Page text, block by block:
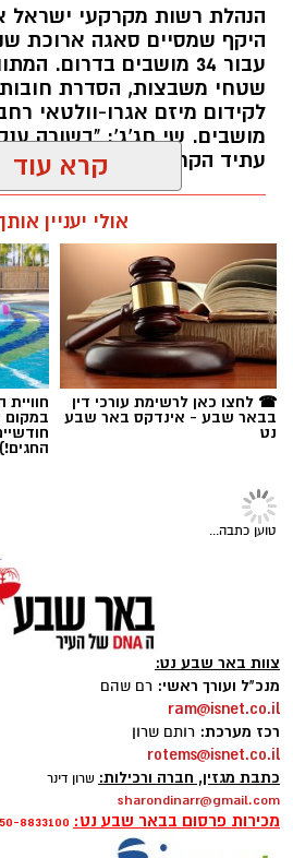
קרדיט: שוקר
מה שקורה במדבר כשהשמש
שלם שמתעורר לחיים, ובו בעלי
בחושך בעזרת חושים מיוחדים
לשרוד. כדי לאפשר למבקרים
הזה מקרוב, פארק החיות
ומורטון מנדל משיק הקיץ את
לילה מיוחדת לכל המשפחה.
דופן שבו יגלו את שגרת החיים
המופלאות ביותר. במהלך
את בעלי החיים הפעילים
כיצד הם שורדים בתנאי המדבר
הצצה בלעדית לדרך ההישרדות
החוויה כוללת גם גילוי של
השקיעה, כאשר המשתתפים
מרתק באמצעות פנסי אולטרה
הלילי, כל משתתף ייהנה
פיתה עם לאבנה או שוקולד
כלולים במחיר הכרטיס.
הנהלת רשות מקרקעי ישראל
היקף שמסיים סאגה ארוכת
עבור 34 מושבים בדרום.
שטחי משבצות, הסדרת חובות
מושבים. שי חג'ג': "בשורה
עתיד הקרקעות"
תגים:רמ"י
קרדיט: Shutterstock
סוף לאי-הוודאות בנגב:
ישראל (רמ"י) אישרה לאחרונה
להסדרת אדמות חברת "מושבי
קרא עוד
אולי יעניין
☎ לחצו כאן לרשימת עורכי דין
בבאר שבע - אינדקס באר שבע
נט
החגים!)
טוען כתבה...
צוות באר שבע נט:
מנכ"ל ועורך ראשי: רם שהם
ram@isnet.co.il
רכז מערכת: רותם שרון
rotems@isnet.co.il
כתבת מגזין, חברה ורכילות: שרון דינר
sharondinarr@gmail.com
מכירות פרסום בבאר שבע נט: 8833100